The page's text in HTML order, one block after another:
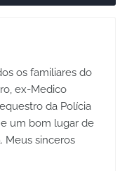
os familiares do
ex-Medico
da Polícia
um bom lugar de
Meus sinceros